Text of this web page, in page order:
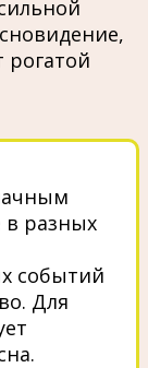
рогатой
в разных
событий
Для